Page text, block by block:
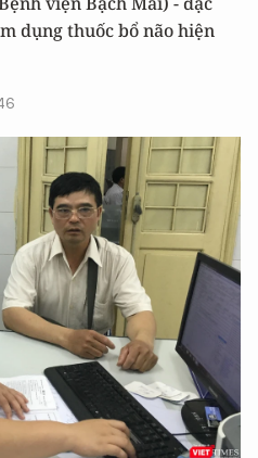
dụng thuốc bổ não hiện